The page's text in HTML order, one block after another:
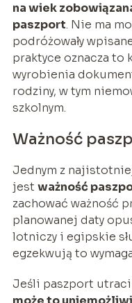
na wiek
paszport. Nie ma
podróżowały
praktyce oznacza to
wyrobienia
rodziny, w tym
szkolnym.
Ważność
Jednym z
jest ważność
zachować ważność
planowanej daty
lotniczy i egipskie
egzekwują to
Jeśli paszport